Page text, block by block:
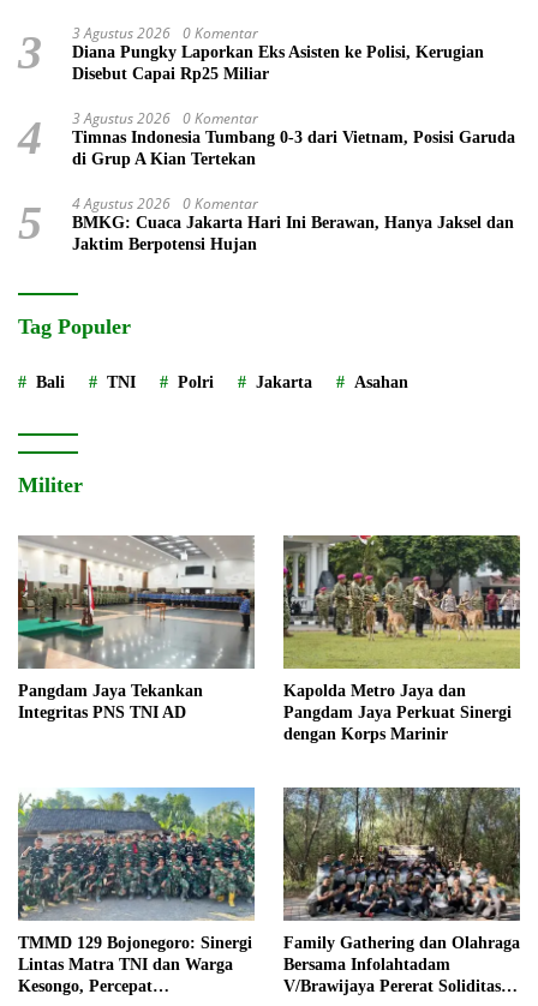
3 3 Agustus 2026 0 Komentar
Diana Pungky Laporkan Eks Asisten ke Polisi, Kerugian
Disebut Capai Rp25 Miliar
4 3 Agustus 2026 0 Komentar
Timnas Indonesia Tumbang 0-3 dari Vietnam, Posisi Garuda
di Grup A Kian Tertekan
5 4 Agustus 2026 0 Komentar
BMKG: Cuaca Jakarta Hari Ini Berawan, Hanya Jaksel dan
Jaktim Berpotensi Hujan
Tag Populer
Bali TNI Polri Jakarta Asahan
Militer
Pangdam Jaya Tekankan
Integritas PNS TNI AD
Kapolda Metro Jaya dan
Pangdam Jaya Perkuat Sinergi
dengan Korps Marinir
TMMD 129 Bojonegoro: Sinergi
Lintas Matra TNI dan Warga
Kesongo, Percepat
Family Gathering dan Olahraga
Bersama Infolahtadam
V/Brawijaya Pererat Soliditas